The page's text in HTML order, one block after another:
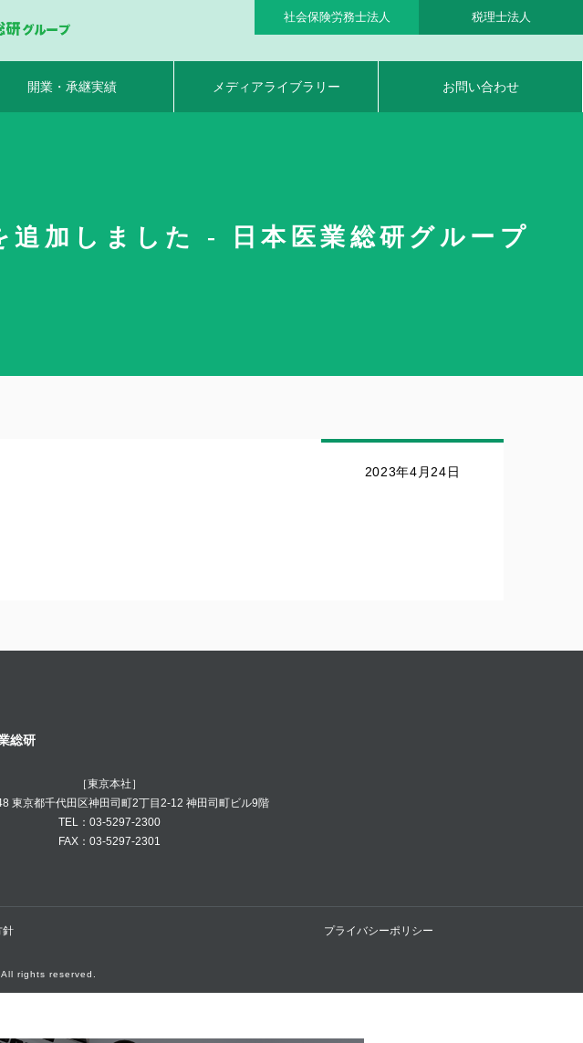
社会保険労務士法人 税理士法人
開業・承継実績 メディアライブラリー お問い合わせ
追加しました - 日本医業総研グループ
2023年4月24日
総研
［東京本社］
東京都千代田区神田司町2丁目2-12 神田司町ビル9階
TEL：03-5297-2300
FAX：03-5297-2301
針 プライバシーポリシー
rights reserved.